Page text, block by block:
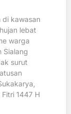
di kawasan
lebat
warga
Sialang
surut
1447 H